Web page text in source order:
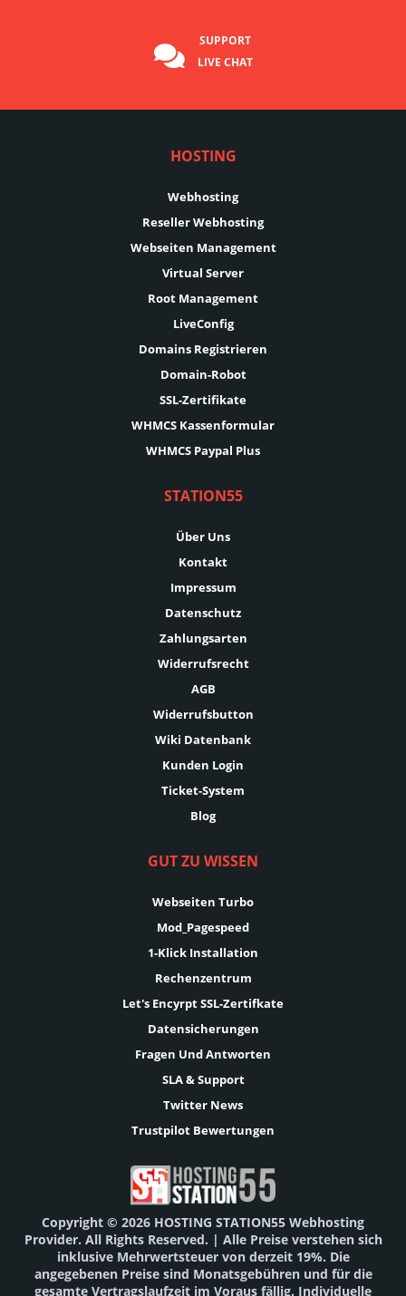
SUPPORT
LIVE CHAT
HOSTING
Webhosting
Reseller Webhosting
Webseiten Management
Virtual Server
Root Management
LiveConfig
Domains Registrieren
Domain-Robot
SSL-Zertifikate
WHMCS Kassenformular
WHMCS Paypal Plus
STATION55
Über Uns
Kontakt
Impressum
Datenschutz
Zahlungsarten
Widerrufsrecht
AGB
Widerrufsbutton
Wiki Datenbank
Kunden Login
Ticket-System
Blog
GUT ZU WISSEN
Webseiten Turbo
Mod_Pagespeed
1-Klick Installation
Rechenzentrum
Let's Encyrpt SSL-Zertifkate
Datensicherungen
Fragen Und Antworten
SLA & Support
Twitter News
Trustpilot Bewertungen
Copyright © 2026 HOSTING STATION55 Webhosting
Provider. All Rights Reserved. | Alle Preise verstehen sich
inklusive Mehrwertsteuer von derzeit 19%. Die
angegebenen Preise sind Monatsgebühren und für die
gesamte Vertragslaufzeit im Voraus fällig. Individuelle